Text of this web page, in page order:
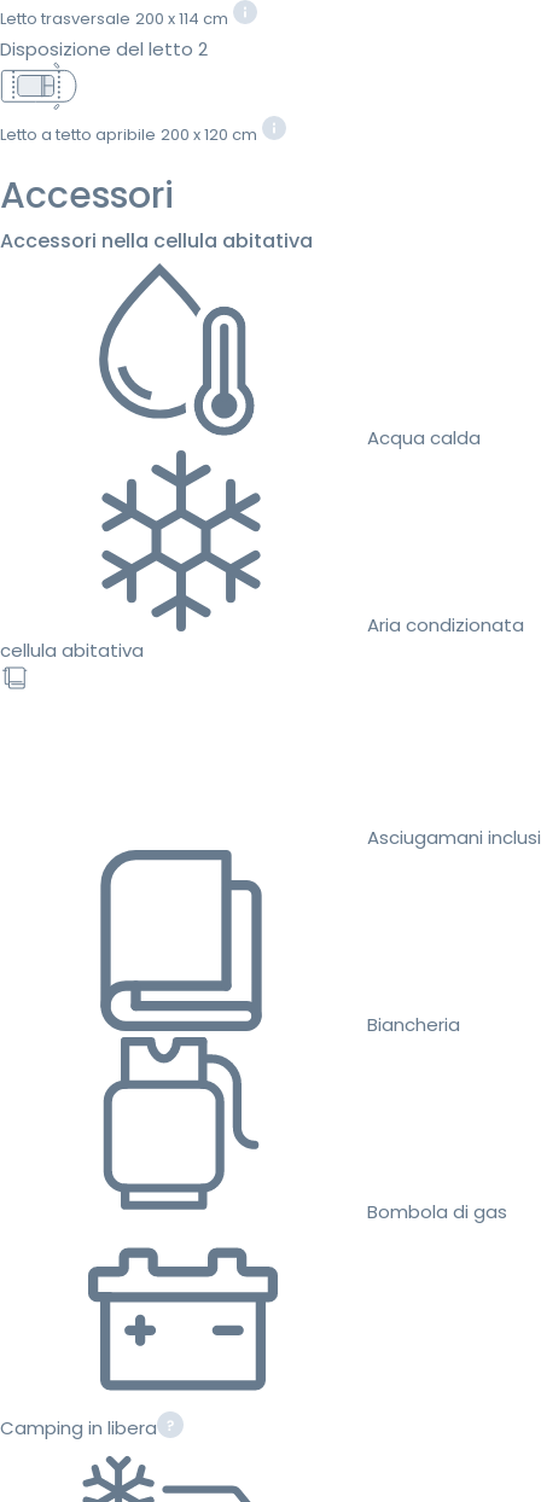
Letto trasversale 200 x 114 cm
Disposizione del letto 2
Letto a tetto apribile 200 x 120 cm
Accessori
Accessori nella cellula abitativa
Acqua calda
Aria condizionata
cellula abitativa
Asciugamani inclusi
Biancheria
Bombola di gas
Camping in libera